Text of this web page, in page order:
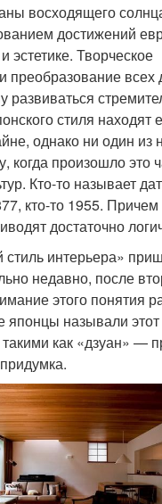
восходящего
достижений
эстетике. Творческое
преобразование всех
развиваться
стиля находят
однако ни один из
когда произошло это
Кто-то называет
кто-то 1955.
достаточно
интерьера»
недавно, после
этого понятия
японцы называли
как «дзуан» —